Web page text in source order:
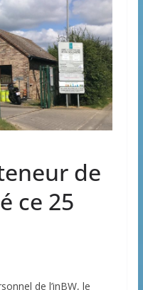
de
ce 25
de l’inBW, le